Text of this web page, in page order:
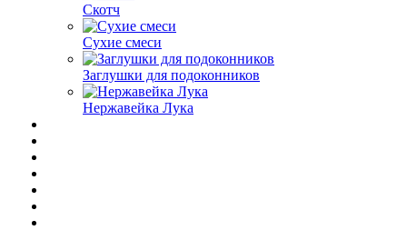
Скотч
Сухие смеси
Заглушки для подоконников
Нержавейка Лука